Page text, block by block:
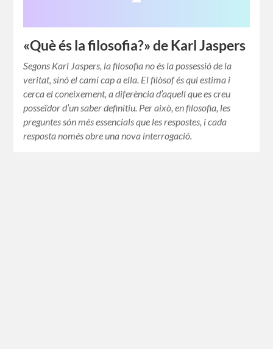
«Què és la filosofia?» de Karl Jaspers
Segons Karl Jaspers, la filosofia no és la possessió de la
veritat, sinó el camí cap a ella. El filòsof és qui estima i
cerca el coneixement, a diferència d’aquell que es creu
posseïdor d’un saber definitiu. Per això, en filosofia, les
preguntes són més essencials que les respostes, i cada
resposta només obre una nova interrogació.